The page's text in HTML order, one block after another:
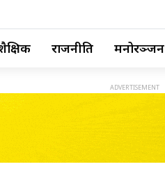
राजनीति मनोरञ्जन